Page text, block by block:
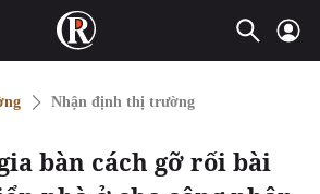
Nhận định thị trường
bàn cách gỡ rối bài